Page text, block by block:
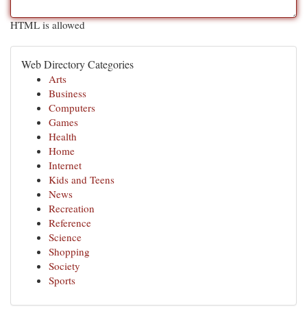
HTML is allowed
Web Directory Categories
Arts
Business
Computers
Games
Health
Home
Internet
Kids and Teens
News
Recreation
Reference
Science
Shopping
Society
Sports